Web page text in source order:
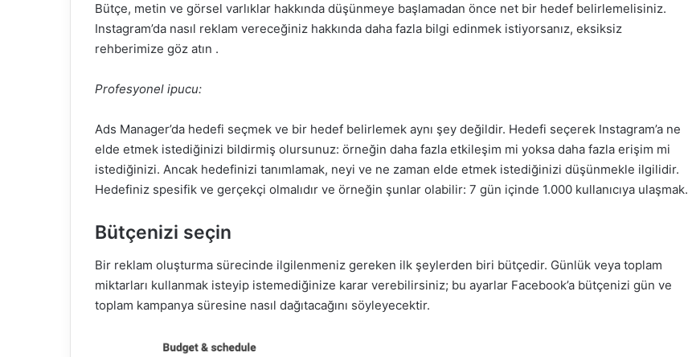
Bütçe, metin ve görsel varlıklar hakkında düşünmeye başlamadan önce net bir hedef belirlemelisiniz.
Instagram’da nasıl reklam vereceğiniz hakkında daha fazla bilgi edinmek istiyorsanız, eksiksiz
rehberimize göz atın .
Profesyonel ipucu:
Ads Manager’da hedefi seçmek ve bir hedef belirlemek aynı şey değildir. Hedefi seçerek Instagram’a ne
elde etmek istediğinizi bildirmiş olursunuz: örneğin daha fazla etkileşim mi yoksa daha fazla erişim mi
istediğinizi. Ancak hedefinizi tanımlamak, neyi ve ne zaman elde etmek istediğinizi düşünmekle ilgilidir.
Hedefiniz spesifik ve gerçekçi olmalıdır ve örneğin şunlar olabilir: 7 gün içinde 1.000 kullanıcıya ulaşmak.
Bütçenizi seçin
Bir reklam oluşturma sürecinde ilgilenmeniz gereken ilk şeylerden biri bütçedir. Günlük veya toplam
miktarları kullanmak isteyip istemediğinize karar verebilirsiniz; bu ayarlar Facebook’a bütçenizi gün ve
toplam kampanya süresine nasıl dağıtacağını söyleyecektir.